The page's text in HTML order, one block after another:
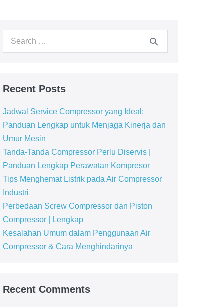
Recent Posts
Jadwal Service Compressor yang Ideal:
Panduan Lengkap untuk Menjaga Kinerja dan
Umur Mesin
Tanda-Tanda Compressor Perlu Diservis |
Panduan Lengkap Perawatan Kompresor
Tips Menghemat Listrik pada Air Compressor
Industri
Perbedaan Screw Compressor dan Piston
Compressor | Lengkap
Kesalahan Umum dalam Penggunaan Air
Compressor & Cara Menghindarinya
Recent Comments